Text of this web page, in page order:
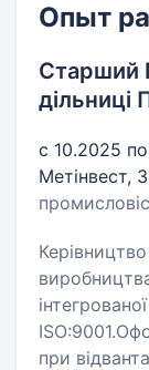
Опыт
Старший
дільниці
с 10.2025
Метінвест,
при